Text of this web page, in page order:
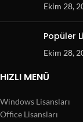
Ekim 28,
Popüler
Ekim 28,
HIZLI MENÜ
Windows Lisansları
Office Lisansları